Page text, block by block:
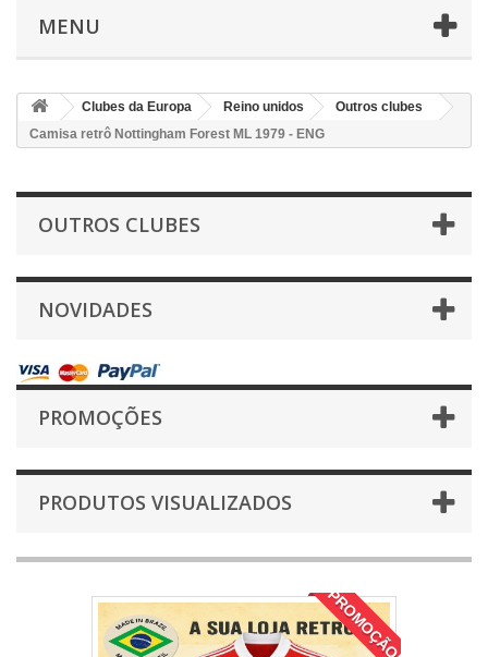
MENU
Clubes da Europa Reino unidos
Outros clubes
Camisa retrô Nottingham Forest ML 1979 - ENG
OUTROS CLUBES
NOVIDADES
PROMOÇÕES
PRODUTOS VISUALIZADOS
PROMOÇÃO!